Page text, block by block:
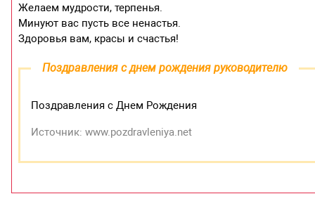
Желаем мудрости, терпенья.
Минуют вас пусть все ненастья.
Здоровья вам, красы и счастья!
Поздравления с днем рождения руководителю
Поздравления с Днем Рождения
Источник: www.pozdravleniya.net